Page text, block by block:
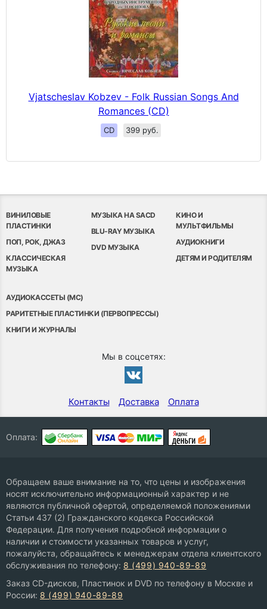
Vjatscheslav Kobzev - Folk Russian Songs And
Romances (CD)
CD 399 руб.
ВИНИЛОВЫЕ
ПЛАСТИНКИ
ПОП, РОК, ДЖАЗ
КЛАССИЧЕСКАЯ
МУЗЫКА
МУЗЫКА НА SACD
BLU-RAY МУЗЫКА
DVD МУЗЫКА
КИНО И
МУЛЬТФИЛЬМЫ
АУДИОКНИГИ
ДЕТЯМ И РОДИТЕЛЯМ
АУДИОКАССЕТЫ (MC)
РАРИТЕТНЫЕ ПЛАСТИНКИ (ПЕРВОПРЕССЫ)
КНИГИ И ЖУРНАЛЫ
Мы в соцсетях:
Контакты Доставка Оплата
Оплата:
Обращаем ваше внимание на то, что цены и изображения
носят исключительно информационный характер и не
являются публичной офертой, определяемой положениями
Статьи 437 (2) Гражданского кодекса Российской
Федерации. Для получения подробной информации о
наличии и стоимости указанных товаров и услуг,
пожалуйста, обращайтесь к менеджерам отдела клиентского
обслуживания по телефону: 8 (499) 940-89-89
Заказ CD-дисков, Пластинок и DVD по телефону в Москве и
России: 8 (499) 940-89-89